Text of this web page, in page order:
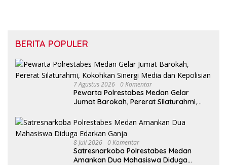
BERITA POPULER
7 Agustus 2026 0 Komentar
Pewarta Polrestabes Medan Gelar
Jumat Barokah, Pererat Silaturahmi,
8 Juli 2026 0 Komentar
Satresnarkoba Polrestabes Medan
Amankan Dua Mahasiswa Diduga